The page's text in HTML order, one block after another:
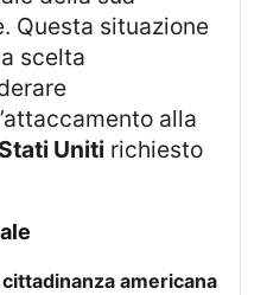
Questa situazione
scelta
alla
Uniti richiesto
americana